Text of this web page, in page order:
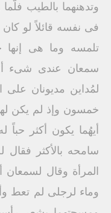
وتدهنهما بالطيب
فى نفسه قائلاً لو كان
تلمسه وما هى إنها
سمعان عندى شىء
لمُداين مديونان على
خمسون وإذ لم يكن
أيهُما يكون أكثر
سامحه بالأكثر
المرأة وقال
وماء لرجلى لم تعط